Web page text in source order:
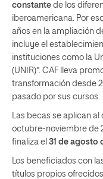
constante de los
iberoamericana. Por
años en la ampliación
incluye el
instituciones como la
(UNIR)”. CAF lleva
transformación desde
pasado por sus cursos.
Las becas se aplican
octubre-noviembre de
finaliza el 31 de agosto
Los beneficiados con
títulos propios